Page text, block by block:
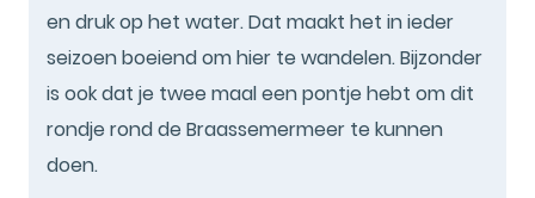
en druk op het water. Dat maakt het in ieder
seizoen boeiend om hier te wandelen. Bijzonder
is ook dat je twee maal een pontje hebt om dit
rondje rond de Braassemermeer te kunnen
doen.